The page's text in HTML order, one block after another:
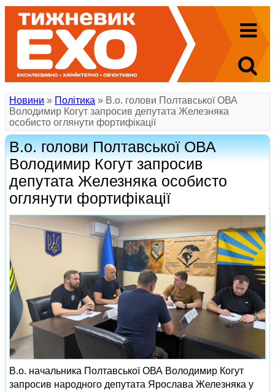
Новини » Політика » В.о. голови Полтавської ОВА
Володимир Когут запросив депутата Железняка
особисто оглянути фортифікації
В.о. голови Полтавської ОВА
Володимир Когут запросив
депутата Железняка особисто
оглянути фортифікації
В.о. начальника Полтавської ОВА Володимир Когут
запросив народного депутата Ярослава Железняка у